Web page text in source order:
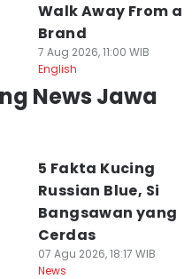
Walk Away From a
Brand
7 Aug 2026, 11:00 WIB
English
News Jawa
5 Fakta Kucing
Russian Blue, Si
Bangsawan yang
Cerdas
07 Agu 2026, 18:17 WIB
News